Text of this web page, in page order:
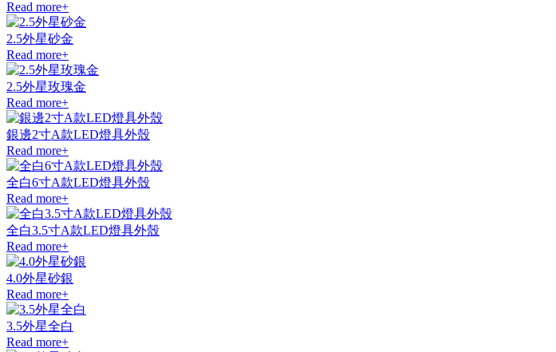
2.5外星砂金
Read more+
2.5外星玫瑰金
Read more+
銀邊2寸A款LED燈具外殼
Read more+
全白6寸A款LED燈具外殼
Read more+
全白3.5寸A款LED燈具外殼
Read more+
4.0外星砂銀
Read more+
3.5外星全白
Read more+